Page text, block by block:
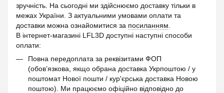
зручність. На сьогодні ми здійснюємо доставку тільки в
межах України. З актуальними умовами оплати та
доставки можна ознайомитися за посиланням
В інтернет-магазині LFL3D доступні наступні способи
оплати:
Повна передоплата за реквізитами ФОП
(обов’язкова, якщо обрана доставка Укрпоштою / у
поштомат Нової пошти / кур'єрська доставка Новою
поштою). Ми працюємо офіційно відповідно до